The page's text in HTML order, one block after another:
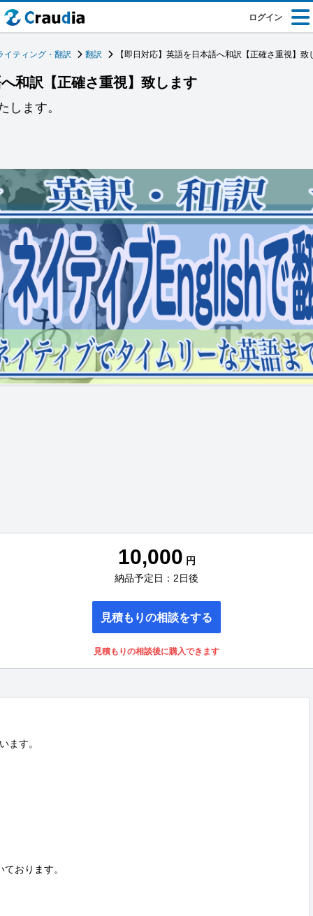
ログイン
イティング・翻訳 翻訳 【即日対応】英語を日本語へ和訳【正確さ重視】致
和訳【正確さ重視】致します
します。
10,000 円
納品予定日：2日後
見積もりの相談をする
見積もりの相談後に購入できます
ます。
おります。